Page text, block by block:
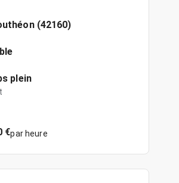
(42160)
plein
€par heure